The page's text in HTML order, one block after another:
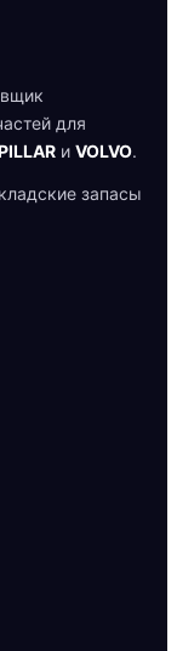
для
и VOLVO.
запасы